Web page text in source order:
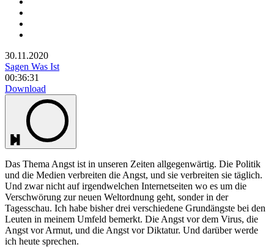
30.11.2020
Sagen Was Ist
00:36:31
Download
Das Thema Angst ist in unseren Zeiten allgegenwärtig. Die Politik
und die Medien verbreiten die Angst, und sie verbreiten sie täglich.
Und zwar nicht auf irgendwelchen Internetseiten wo es um die
Verschwörung zur neuen Weltordnung geht, sonder in der
Tagesschau. Ich habe bisher drei verschiedene Grundängste bei den
Leuten in meinem Umfeld bemerkt. Die Angst vor dem Virus, die
Angst vor Armut, und die Angst vor Diktatur. Und darüber werde
ich heute sprechen.